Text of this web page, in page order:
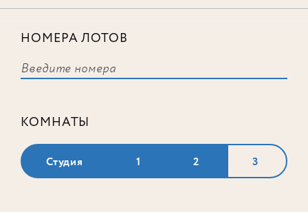
НОМЕРА ЛОТОВ
КОМНАТЫ
Студия 1 2 3
соответствует ни одного лота